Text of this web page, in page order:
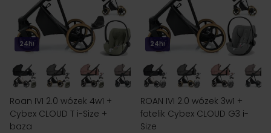
24h!
Roan IVI 2.0 wózek 4w1 +
Cybex CLOUD T i-Size +
baza
24h!
ROAN IVI 2.0 wózek 3w1 +
fotelik Cybex CLOUD G3 i-
Size